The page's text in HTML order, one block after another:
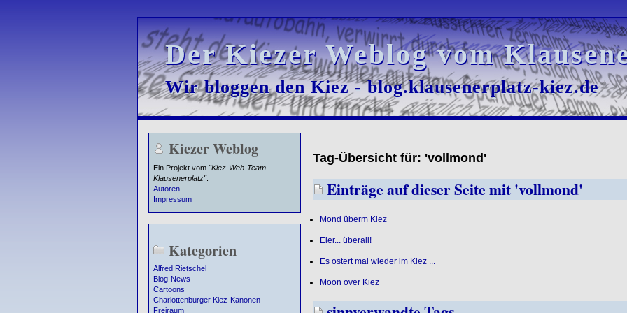
Der Kiezer Weblog vom
Der Kiezer Weblog vom
Wir bloggen den Kiez - blog.klausenerplatz-kiez.de
Wir bloggen den Kiez - blog.klausenerplatz-kiez.de
Kiezer Weblog
Ein Projekt vom "Kiez-Web-Team
Klausenerplatz".
Autoren
Impressum
Kategorien
Alfred Rietschel
Blog-News
Cartoons
Charlottenburger Kiez-Kanonen
Freiraum
Tag-Übersicht für: 'vollmond'
Einträge auf dieser Seite mit 'vollmond'
Mond überm Kiez
Eier... überall!
Es ostert mal wieder im Kiez ...
Moon over Kiez